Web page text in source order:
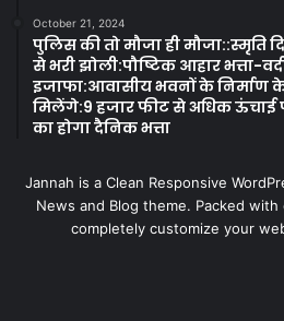
October 21, 2024
पुलिस की तो मौजा ही मौजा::स्मृति
से भरी झोली:पौष्टिक आहार भत्ता-
इजाफा:आवासीय भवनों के निर्माण
मिलेंगे:9 हजार फीट से अधिक ऊंचाई
का होगा दैनिक भत्ता
Jannah is a Clean Responsive
News and Blog theme. Packed
completely customize your